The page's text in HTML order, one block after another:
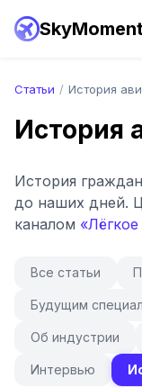
Статьи / История
История
История
до наших дней.
каналом
Все статьи
Будущим
Об индустрии
Интервью